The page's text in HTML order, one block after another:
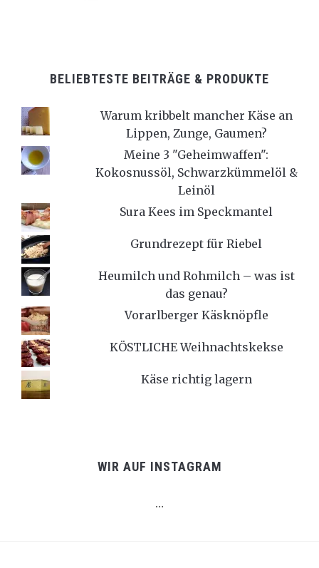
BELIEBTESTE BEITRÄGE & PRODUKTE
Warum kribbelt mancher Käse an
Lippen, Zunge, Gaumen?
Meine 3 "Geheimwaffen":
Kokosnussöl, Schwarzkümmelöl &
Leinöl
Sura Kees im Speckmantel
Grundrezept für Riebel
Heumilch und Rohmilch – was ist
das genau?
Vorarlberger Käsknöpfle
KÖSTLICHE Weihnachtskekse
Käse richtig lagern
WIR AUF INSTAGRAM
…